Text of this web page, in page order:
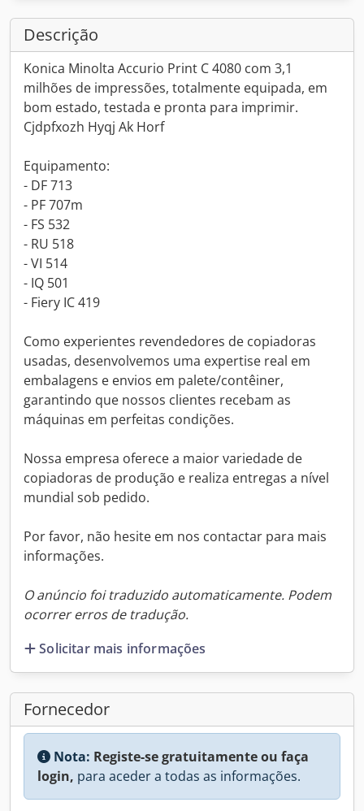
Descrição
Konica Minolta Accurio Print C 4080 com 3,1
milhões de impressões, totalmente equipada, em
bom estado, testada e pronta para imprimir.
Cjdpfxozh Hyqj Ak Horf
Equipamento:
- DF 713
- PF 707m
- FS 532
- RU 518
- VI 514
- IQ 501
- Fiery IC 419
Como experientes revendedores de copiadoras
usadas, desenvolvemos uma expertise real em
embalagens e envios em palete/contêiner,
garantindo que nossos clientes recebam as
máquinas em perfeitas condições.
Nossa empresa oferece a maior variedade de
copiadoras de produção e realiza entregas a nível
mundial sob pedido.
Por favor, não hesite em nos contactar para mais
informações.
O anúncio foi traduzido automaticamente. Podem
ocorrer erros de tradução.
Solicitar mais informações
Fornecedor
Nota: Registe-se gratuitamente ou faça
login, para aceder a todas as informações.